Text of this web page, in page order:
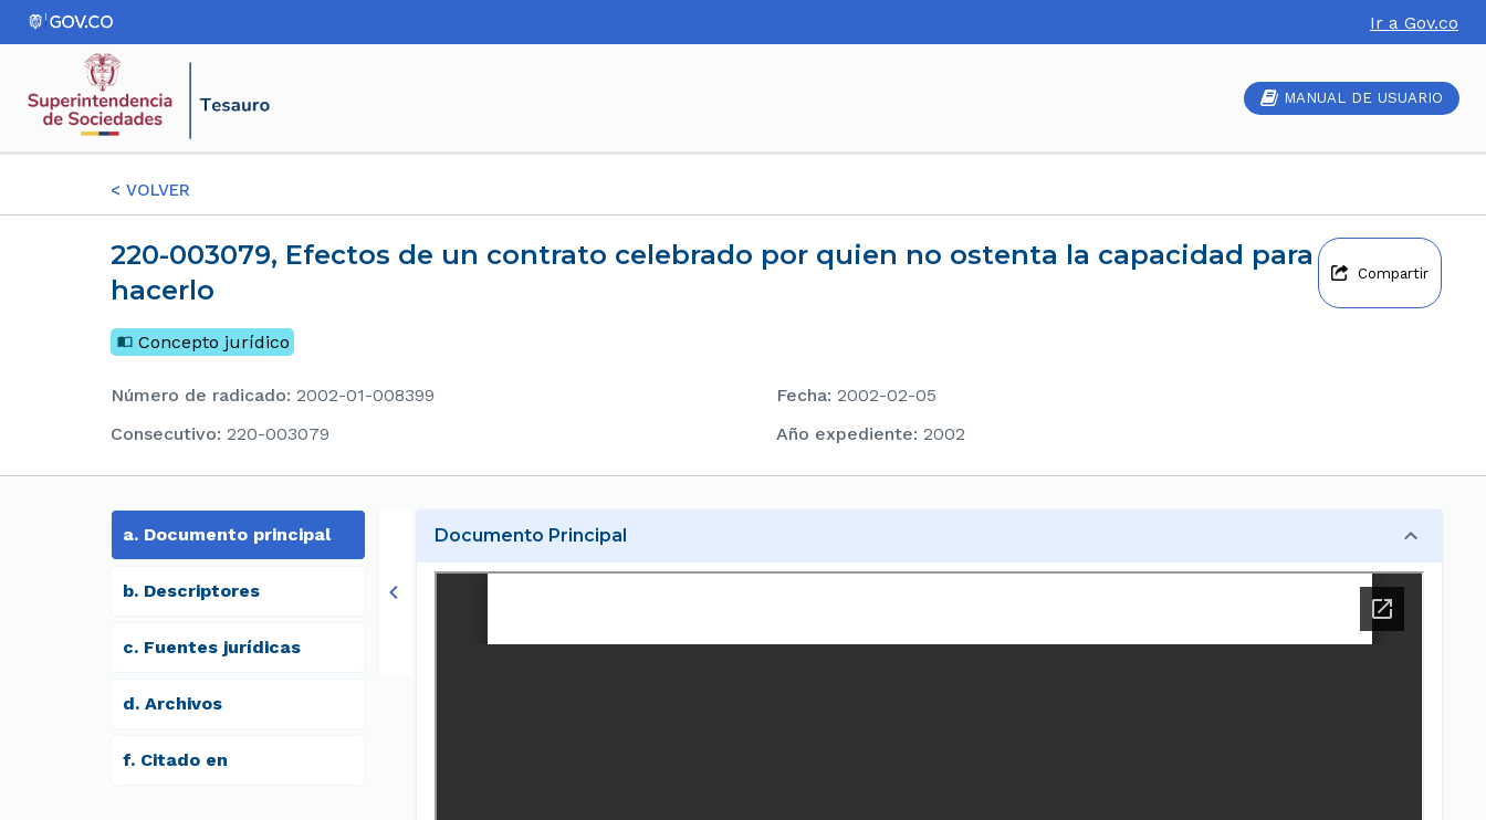
Ir a Gov.co
MANUAL DE USUARIO
< VOLVER
220-003079, Efectos de un contrato celebrado por quien no ostenta la capacidad para
hacerlo
Compartir
Concepto jurídico
Número de radicado: 2002-01-008399 Fecha: 2002-02-05
consecutivo: 220-003079 Año expediente: 2002
a. Documento principal
b. Descriptores
c. Fuentes jurídicas
d. archivos
f. Citado en
Documento Principal